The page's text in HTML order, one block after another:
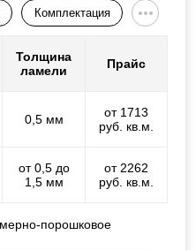
Комплектация
Толщина
ламели
Прайс
0,5 мм
от 1713
руб. кв.м.
от 0,5 до
1,5 мм
от 2262
руб. кв.м.
порошковое